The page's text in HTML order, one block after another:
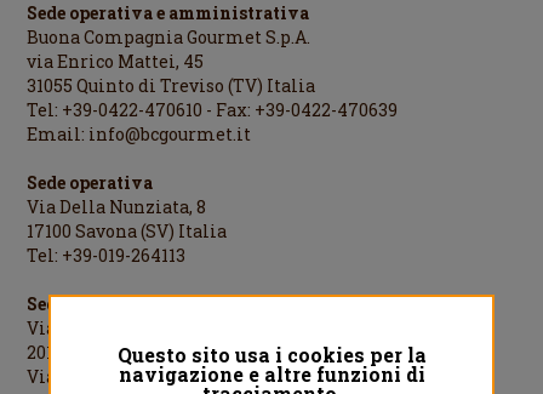
Sede operativa e amministrativa
Buona Compagnia Gourmet S.p.A.
via Enrico Mattei, 45
31055 Quinto di Treviso (TV) Italia
Tel: +39-0422-470610 - Fax: +39-0422-470639
Email: info@bcgourmet.it
Sede operativa
Via Della Nunziata, 8
17100 Savona (SV) Italia
Tel: +39-019-264113
Sede legale
Via Cesare Cantù, 1
20123 Milano (MI) Italia
Via Cesare Cantù, 1 - 20123 Milano Italia
Questo sito usa i cookies per la
navigazione e altre funzioni di